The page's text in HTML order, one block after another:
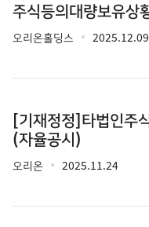
주식등의대량보유상
오리온홀딩스 2025.12.09
[기재정정]타법인주
(자율공시)
오리온 2025.11.24